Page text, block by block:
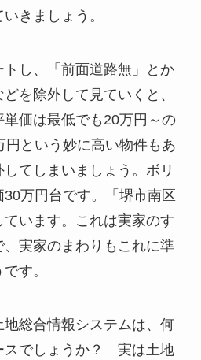
きましょう。
し、「前面道路無」とか
を除外して見ていくと、
価は最低でも20万円～の
円という妙に高い物件もあ
てしまいましょう。ボリ
万円台です。「堺市南区
います。これは実家のす
、実家のまわりもこれに準
す。
総合情報システムは、何
スでしょうか？ 実は土地